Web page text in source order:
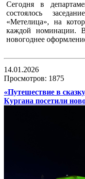
Сегодня в
состоялось
«Метелица», на
каждой номинации.
новогоднее
14.01.2026
Просмотров: 1875
«Путешествие в
Кургана посетили